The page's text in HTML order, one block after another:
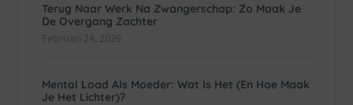
Terug Naar Werk Na Zwangerschap: Zo Maak Je
De Overgang Zachter
Februari 24, 2026
Mental Load Als Moeder: Wat Is Het (en Hoe Maak
Je Het Lichter)?